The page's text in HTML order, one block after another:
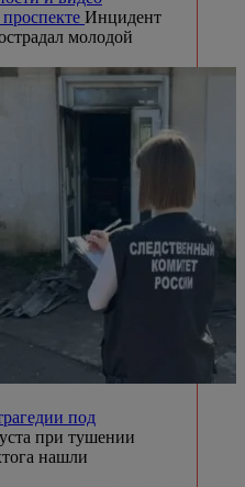
Инцидент
молодой
под
при тушении
нашли